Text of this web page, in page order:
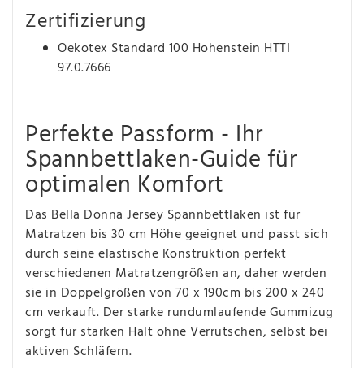
Zertifizierung
Oekotex Standard 100 Hohenstein HTTI
97.0.7666
Perfekte Passform - Ihr
Spannbettlaken-Guide für
optimalen Komfort
Das Bella Donna Jersey Spannbettlaken ist für
Matratzen bis 30 cm Höhe geeignet und passt sich
durch seine elastische Konstruktion perfekt
verschiedenen Matratzengrößen an, daher werden
sie in Doppelgrößen von 70 x 190cm bis 200 x 240
cm verkauft. Der starke rundumlaufende Gummizug
sorgt für starken Halt ohne Verrutschen, selbst bei
aktiven Schläfern.